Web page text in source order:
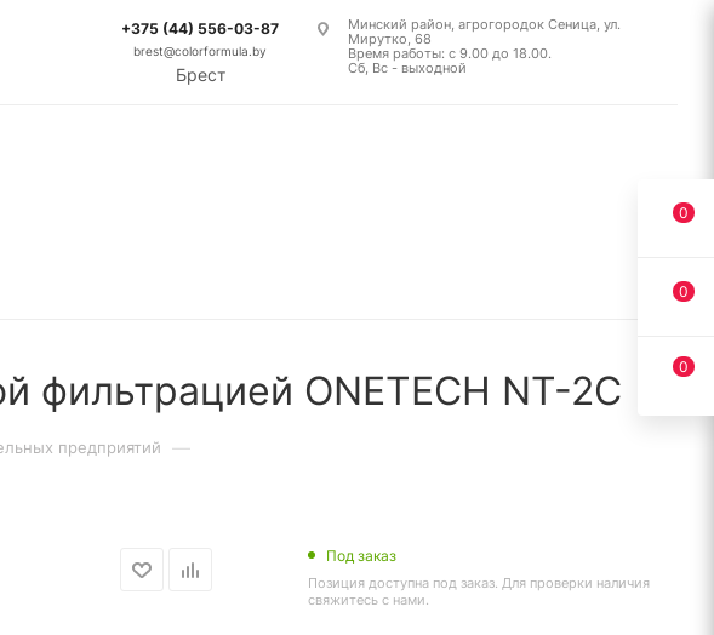
+375 (44) 556-03-87
brest@colorformula.by
Брест
Минский район, агрогородок Сеница, ул.
Мирутко, 68
Время работы: с 9.00 до 18.00.
Сб, Вс - выходной
фильтрацией ONETECH NT-2C
предприятий —
Под заказ
Позиция доступна под заказ. Для проверки наличия
свяжитесь с нами.
0
0
0